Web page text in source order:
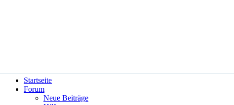
Startseite
Forum
Neue Beiträge